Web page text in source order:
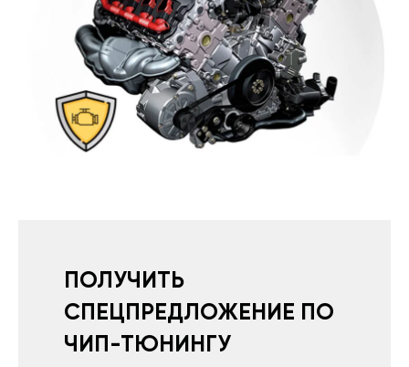
ПОЛУЧИТЬ
СПЕЦПРЕДЛОЖЕНИЕ ПО
ЧИП-ТЮНИНГУ